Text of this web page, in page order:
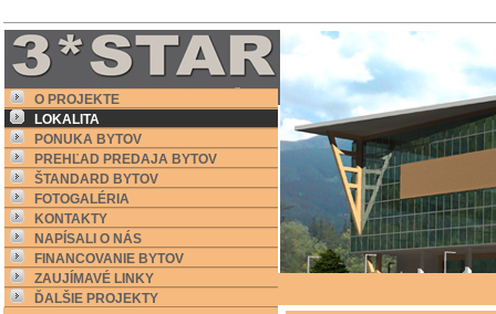
O PROJEKTE
LOKALITA
PONUKA BYTOV
PREHĽAD PREDAJA BYTOV
ŠTANDARD BYTOV
FOTOGALÉRIA
KONTAKTY
NAPÍSALI O NÁS
FINANCOVANIE BYTOV
ZAUJÍMAVÉ LINKY
ĎALŠIE PROJEKTY